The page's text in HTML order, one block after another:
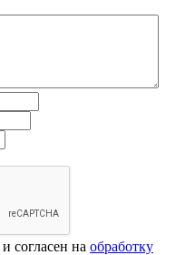
и согласен на обработку